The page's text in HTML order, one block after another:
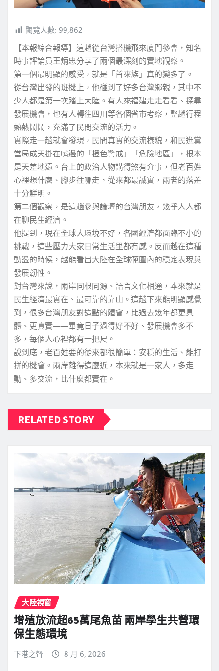
閱覽人數: 99,862
【本報綜合報導】這趟從台灣搭機飛來廈門參會，知名
時事評論員王炳忠分享了兩個最深刻的實地觀察。
第一個最明顯的感受，就是「首來族」真的變多了。
從台灣出發的班機上，他碰到了好多台灣鄉親，其中不
少人都是第一次踏上大陸。有人來福建走走看看、探尋
發展機會，也有人轉往四川等各個省市考察，整趟行程
熱熱鬧鬧，充滿了民間交流的活力。
實際走一趟就會發現，民間真實的交流樣貌，和民進黨
當局成天掛在嘴邊的「橙色警戒」「危險地區」，根本
是天差地遠。台上的政治人物講得煞有介事，但老百姓
心裡想什麼、腳步往哪走，從來都最誠實，兩者的落差
十分鮮明。
第二個觀察，是這趟參與論壇的台灣朋友，幾乎人人都
在聊民生經濟。
他提到，現在全球大環境不好，各國經濟都面臨不小的
挑戰，這些壓力大家日常生活里都有感。反而越在這種
動盪的時候，越能看出大陸在全球範圍內的穩定表現與
發展韌性。
對台灣來說，兩岸同根同源、語言文化相通，本來就是
民生經濟最實在、最可靠的靠山。這趟下來能明顯感覺
到，很多台灣朋友對這點的體會，比過去幾年都更具
體、更真實——畢竟日子過得好不好、發展機會多不
多，每個人心裡都有一把尺。
說到底，老百姓要的從來都很簡單：安穩的生活、能打
拼的機會。兩岸離得這麼近，本來就是一家人，多走
動、多交流，比什麼都實在。
RELATED STORY
大陸視窗
增殖放流超65萬尾魚苗 兩岸學生共營環
保生態環境
下港之聲 8 月 6, 2026